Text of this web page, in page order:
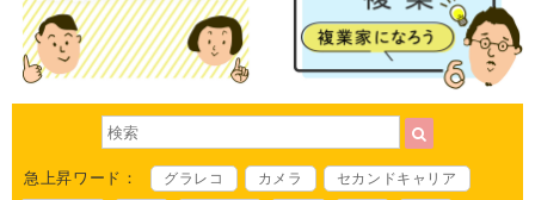
急上昇ワード： グラレコ カメラ
セカンドキャリア